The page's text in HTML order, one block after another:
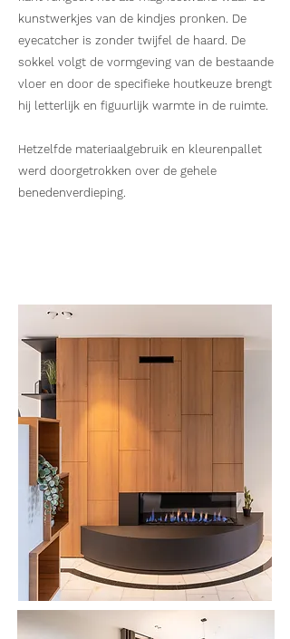
kunstwerkjes van de kindjes pronken. De
eyecatcher is zonder twijfel de haard. De
sokkel volgt de vormgeving van de bestaande
vloer en door de specifieke houtkeuze brengt
hij letterlijk en figuurlijk warmte in de ruimte.
Hetzelfde materiaalgebruik en kleurenpallet
werd doorgetrokken over de gehele
benedenverdieping.